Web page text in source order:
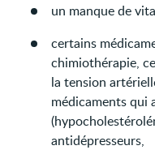
un manque de
certains
chimiothérapie,
la tension
médicaments qui
antidépresseurs,